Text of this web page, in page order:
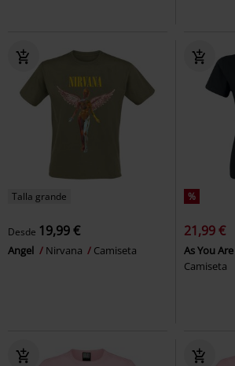
Talla grande
Desde 19,99 €
Angel Nirvana Camiseta
%
21,99 €
As You
Camiseta